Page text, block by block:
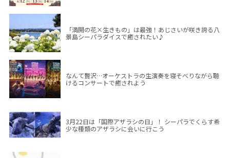
「満開の花×生きもの」は最強！あじさいが咲き誇る八
景島シーパラダイスで癒されたい♪
なんて贅沢…オーケストラの生演奏を寝そべりながら聴
けるコンサートで癒されよう
3月22日は「国際アザラシの日」！ シーパラでくらす希
少な種類のアザラシに会いに行こう